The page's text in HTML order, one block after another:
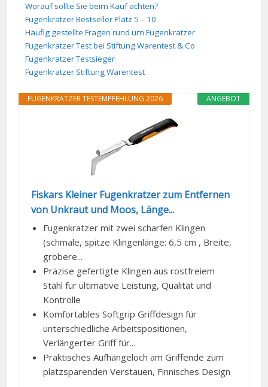
Worauf sollte Sie beim Kauf achten?
Fugenkratzer Bestseller Platz 5 – 10
Häufig gestellte Fragen rund um Fugenkratzer
Fugenkratzer Test bei Stiftung Warentest & Co
Fugenkratzer Testsieger
Fugenkratzer Stiftung Warentest
ANGEBOT
FUGENKRATZER TESTEMPFEHLUNG 2026
Fiskars Kleiner Fugenkratzer zum Entfernen
von Unkraut und Moos, Länge...
Fugenkratzer mit zwei scharfen Klingen
(schmale, spitze Klingenlänge: 6,5 cm , Breite,
grobere...
Präzise gefertigte Klingen aus rostfreiem
Stahl für ultimative Leistung, Qualität und
Kontrolle
Komfortables Softgrip Griffdesign für
unterschiedliche Arbeitspositionen,
Verlängerter Griff für...
Praktisches Aufhängeloch am Griffende zum
platzsparenden Verstauen, Finnisches Design